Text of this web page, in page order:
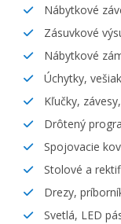
Nábytkové
Zásuvkové
Nábytkové
Úchytky,
Kľučky,
Drôtený
Spojovacie
Stolové a
Drezy,
Svetlá, LED